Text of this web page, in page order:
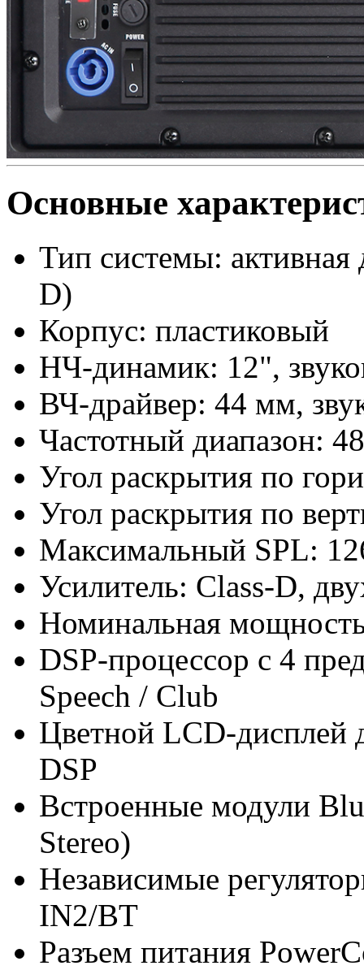
Основные
Тип системы:
D)
Корпус: пластиковый
НЧ-динамик: 12",
ВЧ-драйвер: 44 мм,
Частотный диапазон:
Угол раскрытия по
Угол раскрытия по
Максимальный SPL:
Усилитель: Class-D,
Номинальная
DSP-процессор с 4
Speech / Club
Цветной LCD-дисплей
DSP
Встроенные модули
Stereo)
Независимые
IN2/BT
Разъем питания